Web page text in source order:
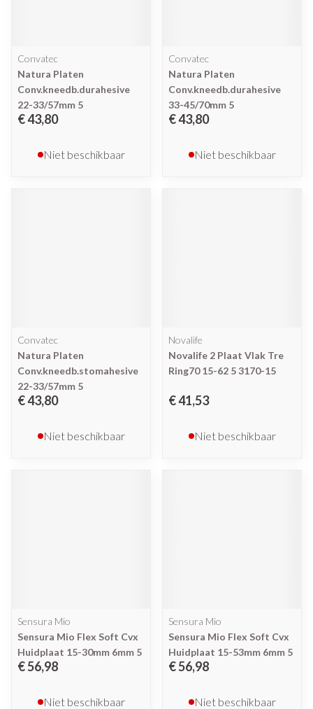
Convatec
Natura Platen
Conv.kneedb.durahesive
22-33/57mm 5
€ 43,80
Niet beschikbaar
Convatec
Natura Platen
Conv.kneedb.durahesive
33-45/70mm 5
€ 43,80
Niet beschikbaar
Convatec
Natura Platen
Conv.kneedb.stomahesive
22-33/57mm 5
€ 43,80
Niet beschikbaar
Novalife
Novalife 2 Plaat Vlak Tre
Ring70 15-62 5 3170-15
€ 41,53
Niet beschikbaar
Sensura Mio
Sensura Mio Flex Soft Cvx
Huidplaat 15-30mm 6mm 5
€ 56,98
Niet beschikbaar
Sensura Mio
Sensura Mio Flex Soft Cvx
Huidplaat 15-53mm 6mm 5
€ 56,98
Niet beschikbaar